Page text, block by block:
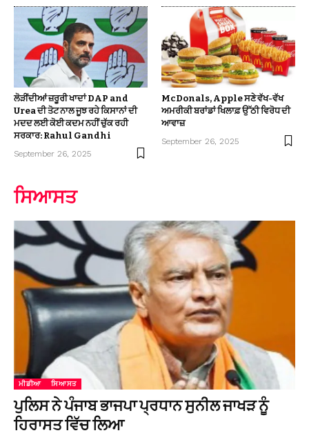
ਲੋੜੀਂਦੀਆਂ ਜ਼ਰੂਰੀ ਖਾਦਾਂ DAP and
Urea ਦੀ ਤੋਟ ਨਾਲ ਜੂਝ ਰਹੇ ਕਿਸਾਨਾਂ ਦੀ
ਮਦਦ ਲਈ ਕੋਈ ਕਦਮ ਨਹੀਂ ਚੁੱਕ ਰਹੀ
ਸਰਕਾਰ: Rahul Gandhi
September 26, 2025
McDonals, Apple ਸਣੇ ਵੱਖ-ਵੱਖ
ਅਮਰੀਕੀ ਬਰਾਂਡਾਂ ਖਿਲਾਫ਼ ਉੱਠੀ ਵਿਰੋਧ ਦੀ
ਆਵਾਜ਼
September 26, 2025
ਸਿਆਸਤ
ਮੀਡੀਆ ਸਿਆਸਤ
ਪੁਲਿਸ ਨੇ ਪੰਜਾਬ ਭਾਜਪਾ ਪ੍ਰਧਾਨ ਸੁਨੀਲ ਜਾਖੜ ਨੂੰ
ਹਿਰਾਸਤ ਵਿੱਚ ਲਿਆ